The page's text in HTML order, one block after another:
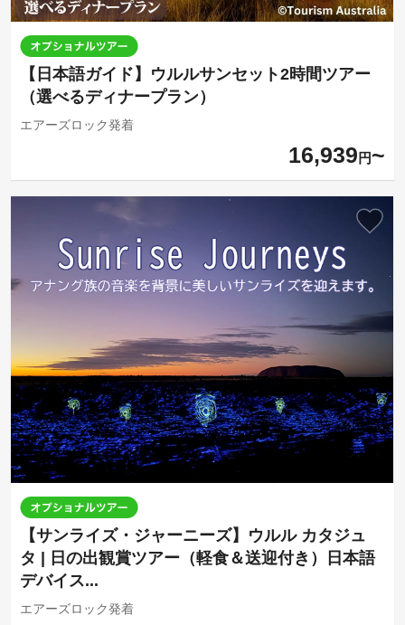
【日本語ガイド】ウルルサンセット2時間ツアー
（選べるディナープラン）
エアーズロック発着
16,939 円
【サンライズ・ジャーニーズ】ウルル カタジュ
タ | 日の出観賞ツアー（軽食＆送迎付き）日本語
デバイス...
エアーズロック発着